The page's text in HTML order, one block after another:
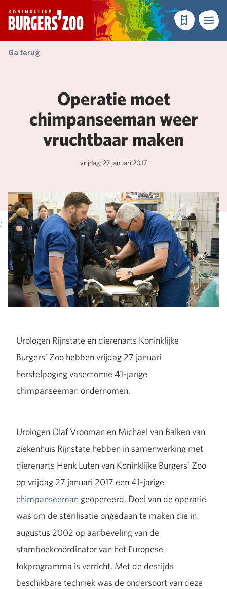
- Homepagina
TicketsMenu
Ga terug
;
Operatie moet
chimpanseeman weer
vruchtbaar maken
vrijdag, 27 januari 2017
Urologen Rijnstate en dierenarts Koninklijke
Burgers’ Zoo hebben vrijdag 27 januari
herstelpoging vasectomie 41-jarige
chimpanseeman ondernomen.
Urologen Olaf Vrooman en Michael van Balken van
ziekenhuis Rijnstate hebben in samenwerking met
dierenarts Henk Luten van Koninklijke Burgers’ Zoo
op vrijdag 27 januari 2017 een 41-jarige
chimpanseeman geopereerd. Doel van de operatie
was om de sterilisatie ongedaan te maken die in
augustus 2002 op aanbeveling van de
stamboekcoördinator van het Europese
fokprogramma is verricht. Met de destijds
beschikbare techniek was de ondersoort van deze